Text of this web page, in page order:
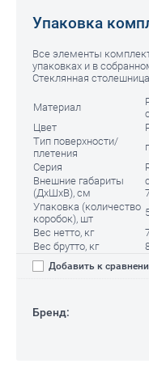
Упаковка
Все элементы
упаковках и в
Стеклянная
Материал
Цвет
Тип поверхности/
плетения
Серия
Внешние габариты
(ДхШхВ), см
Упаковка (количество
коробок), шт
Вес нетто, кг
Вес брутто, кг
Добавить к
Бренд: